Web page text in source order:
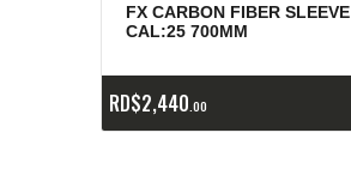
FX CARBON FIBER SLEEVE
CAL:25 700MM
RD$2,440 00